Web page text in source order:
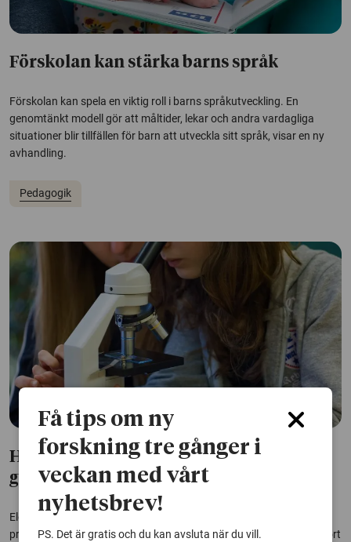
Förskolan kan stärka barns språk
Förskolan kan spela en viktig roll i barns språkutveckling. En
genomtänkt modell gör att måltider, lekar och andra vardagliga
situationer blir tillfällen för barn att utveckla sitt språk, visar en ny
avhandling.
Pedagogik
Hur naturkunskapen utformas på
gymnasiet kan få viktiga följder
Elever på högskoleförberedande program får oftare diskutera och
problematisera kring värderingar på lektioner i naturkunskap jämfört
Få tips om ny
forskning tre gånger i
veckan med vårt
nyhetsbrev!
PS. Det är gratis och du kan avsluta när du vill.